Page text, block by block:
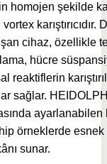
homojen şekilde
karıştırıcıdır.
cihaz, özellikle
hücre
reaktiflerin
sağlar.
ayarlanabilen
örneklerde esnek
sunar.